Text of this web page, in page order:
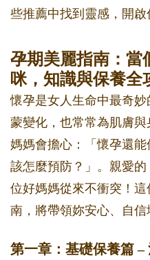
些推薦中找到靈感，開啟
孕期美麗指南：當
咪，知識與保養全
懷孕是女人生命中最奇
蒙變化，也常常為肌膚
媽媽會擔心：「懷孕還
該怎麼預防？」。親愛
位好媽媽從來不衝突！
南，將帶領妳安心、自信
第一章：基礎保養篇 –